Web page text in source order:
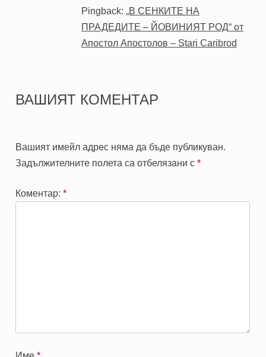
Pingback: „В СЕНКИТЕ НА
ПРАДЕДИТЕ – ЙОВИНИЯТ РОД“ от
Апостол Апостолов – Stari Caribrod
ВАШИЯТ КОМЕНТАР
Вашият имейл адрес няма да бъде публикуван.
Задължителните полета са отбелязани с*
Коментар:*